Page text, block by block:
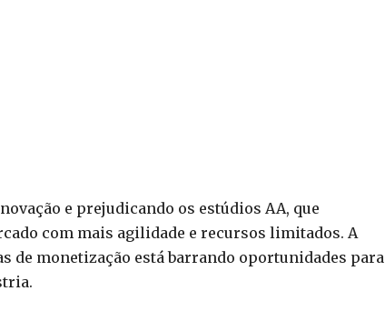
e prejudicando os estúdios AA, que
com mais agilidade e recursos limitados. A
de monetização está barrando oportunidades para